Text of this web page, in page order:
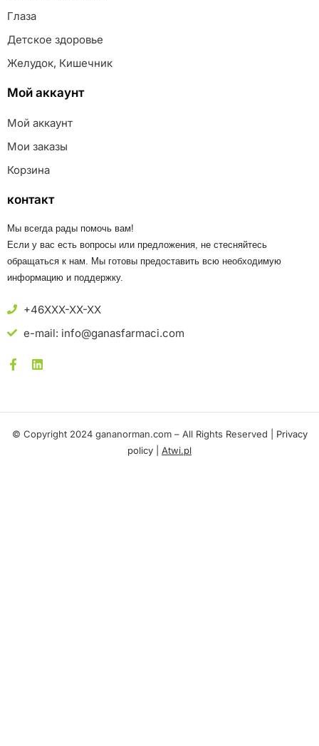
Глаза
Детское здоровье
Желудок, Кишечник
Мой аккаунт
Мой аккаунт
Мои заказы
Корзина
контакт
Мы всегда рады помочь вам!
Если у вас есть вопросы или предложения, не стесняйтесь
обращаться к нам. Мы готовы предоставить всю необходимую
информацию и поддержку.
+46XXX-XX-XX
e-mail: info@ganasfarmaci.com
© Copyright 2024 gananorman.com – All Rights Reserved | Privacy
policy
Atwi.pl